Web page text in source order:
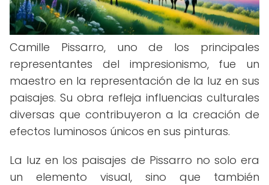
Camille Pissarro, uno de los principales
representantes del impresionismo, fue un
maestro en la representación de la luz en sus
paisajes. Su obra refleja influencias culturales
diversas que contribuyeron a la creación de
efectos luminosos únicos en sus pinturas.
La luz en los paisajes de Pissarro no solo era
un elemento visual, sino que también